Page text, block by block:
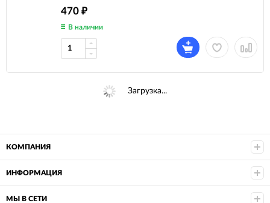
470 ₽
В наличии
Загрузка...
КОМПАНИЯ
ИНФОРМАЦИЯ
МЫ В СЕТИ